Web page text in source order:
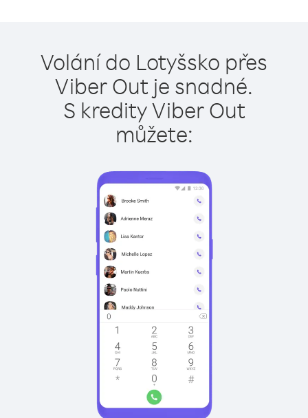
Volání do Lotyšsko přes
Viber Out je snadné.
S kredity Viber Out
můžete: